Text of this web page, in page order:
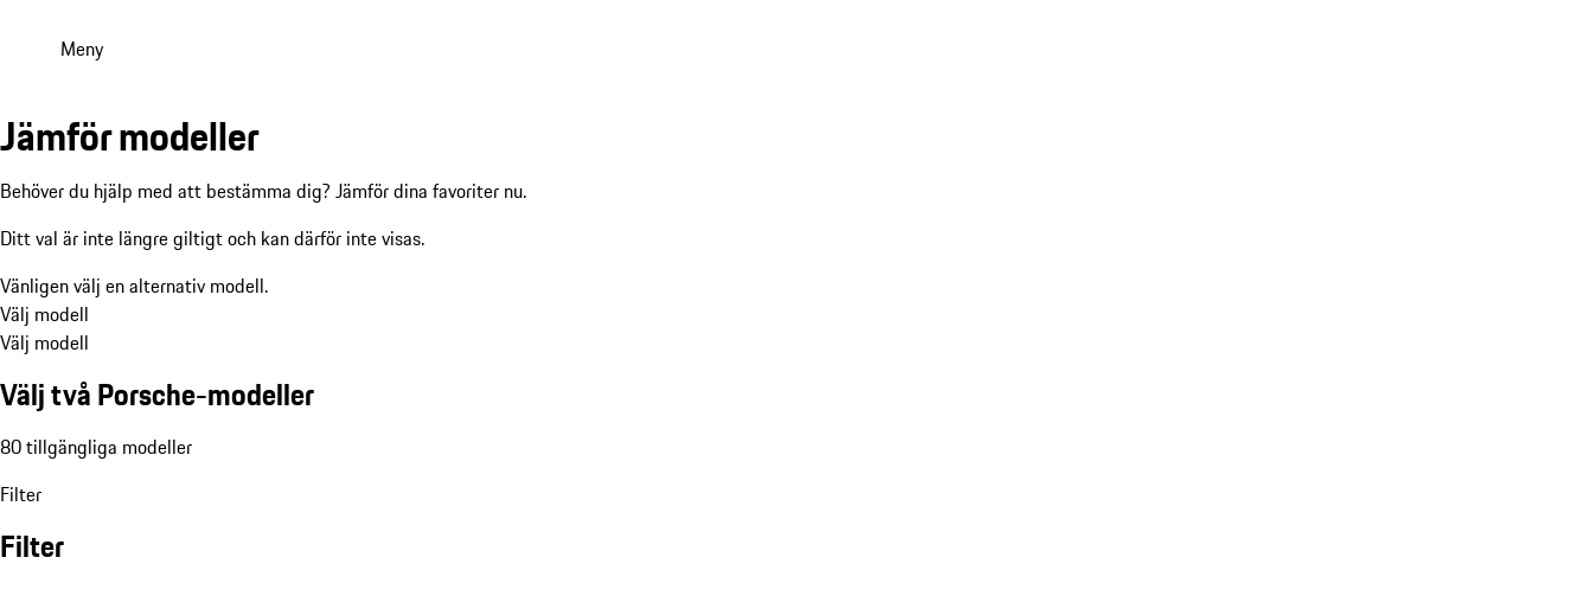
Meny
Jämför modeller
Behöver du hjälp med att bestämma dig? Jämför dina favoriter nu.
Ditt val är inte längre giltigt och kan därför inte visas.
Vänligen välj en alternativ modell.
Välj modell
Välj modell
Välj två Porsche-modeller
80 tillgängliga modeller
Filter
Filter